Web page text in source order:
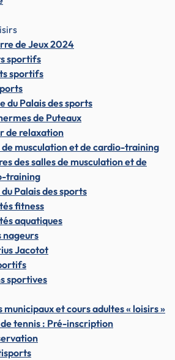
de Jeux 2024
sportifs
sportifs
du Palais des sports
de Puteaux
de relaxation
de musculation et de cardio-training
des salles de musculation et de
training
Palais des sports
fitness
aquatiques
nageurs
Jacotot
sportives
municipaux et cours adultes « loisirs »
tennis : Pré-inscription